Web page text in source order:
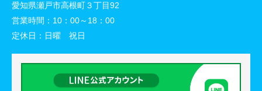
愛知県瀬戸市高根町３丁目92
営業時間： 10：00～18：00
定休日： 日曜 祝日